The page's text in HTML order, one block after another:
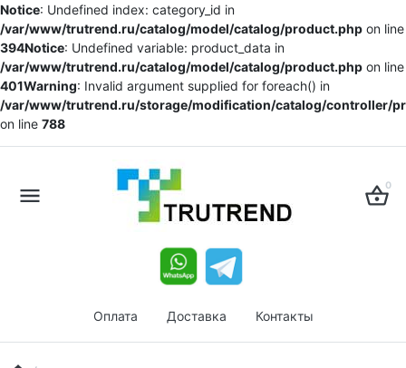
Notice: Undefined index: category_id in
/var/www/trutrend.ru/catalog/model/catalog/product.php on line
394Notice: Undefined variable: product_data in
/var/www/trutrend.ru/catalog/model/catalog/product.php on line
401Warning: Invalid argument supplied for foreach() in
/var/www/trutrend.ru/storage/modification/catalog/controller/
on line 788
0
Оплата Доставка Контакты